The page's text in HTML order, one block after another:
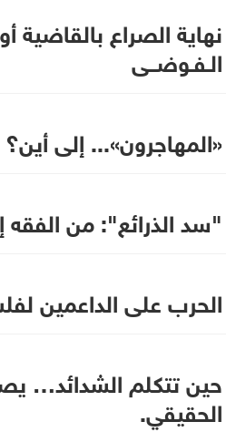
نهاية الصراع بالقاضية أو
الـفـوضــى
«المهاجرون»... إلى أين؟
"سد الذرائع": من
الحرب على الداعمين
حين تتكلم الشدائد…
الحقيقي.